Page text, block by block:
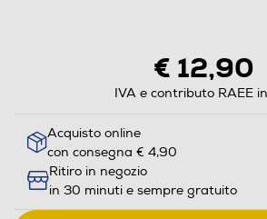
€ 12,90
IVA e contributo RAEE
Acquisto online
con consegna € 4,90
Ritiro in negozio
in 30 minuti e sempre gratuito